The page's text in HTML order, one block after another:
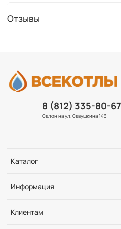
Отзывы
Каталог
Информация
Клиентам
8 (812) 335-80-67
Салон на ул. Савушкина 143